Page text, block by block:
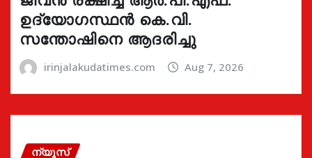
ഉദ്യോഗസ്ഥൻ കെ.വി.
സന്തോഷിനെ ആദരിച്ചു
irinjalakudatimes.com Aug 7, 2026
ന്യൂസ്